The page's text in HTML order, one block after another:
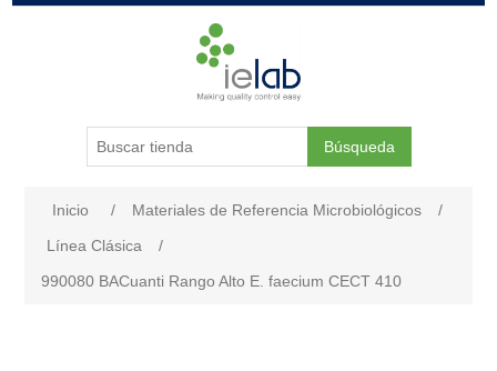
Búsqueda
Inicio / Materiales de Referencia Microbiológicos
/
Línea Clásica
/
990080 BACuanti Rango Alto E. faecium CECT 410